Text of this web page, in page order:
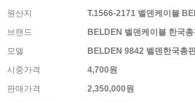
원산지
T.1566-2171 벨덴케이블
브랜드
BELDEN 벨덴케이블 한국
모델
BELDEN 9842 벨덴한국총
시중가격
4,700원
판매가격
2,350,000원